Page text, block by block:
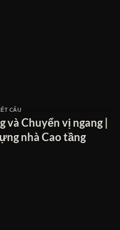
CẤU
và Chuyển vị ngang |
nhà Cao tầng